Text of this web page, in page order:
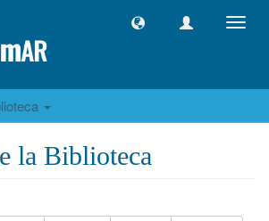
la Biblioteca